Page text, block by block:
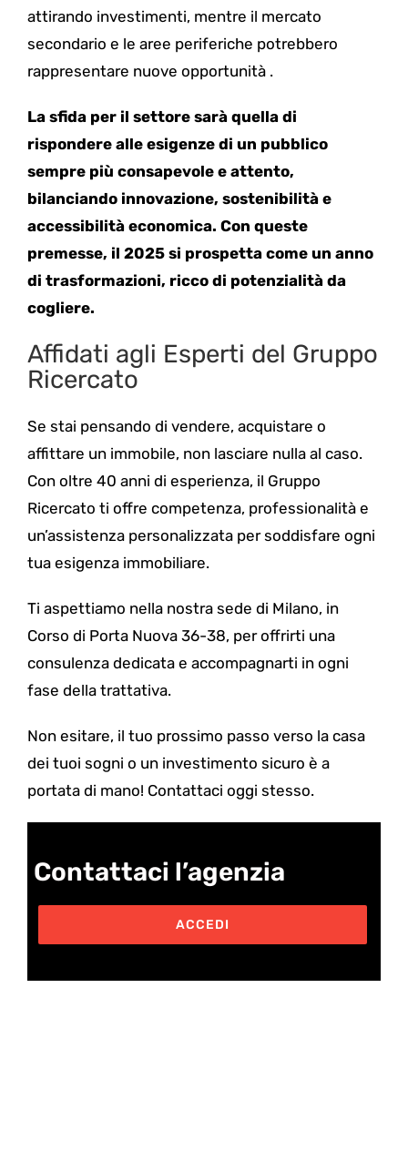
attirando investimenti, mentre il mercato
secondario e le aree periferiche potrebbero
rappresentare nuove opportunità .
La sfida per il settore sarà quella di
rispondere alle esigenze di un pubblico
sempre più consapevole e attento,
bilanciando innovazione, sostenibilità e
accessibilità economica. Con queste
premesse, il 2025 si prospetta come un anno
di trasformazioni, ricco di potenzialità da
cogliere.
Affidati agli Esperti del Gruppo
Ricercato
Se stai pensando di vendere, acquistare o
affittare un immobile, non lasciare nulla al caso.
Con oltre 40 anni di esperienza, il Gruppo
Ricercato ti offre competenza, professionalità e
un’assistenza personalizzata per soddisfare ogni
tua esigenza immobiliare.
Ti aspettiamo nella nostra sede di Milano, in
Corso di Porta Nuova 36-38, per offrirti una
consulenza dedicata e accompagnarti in ogni
fase della trattativa.
Non esitare, il tuo prossimo passo verso la casa
dei tuoi sogni o un investimento sicuro è a
portata di mano! Contattaci oggi stesso.
Contattaci l’agenzia
ACCEDI